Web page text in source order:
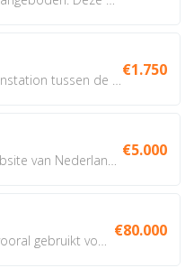
€1.750
€5.000
€80.000